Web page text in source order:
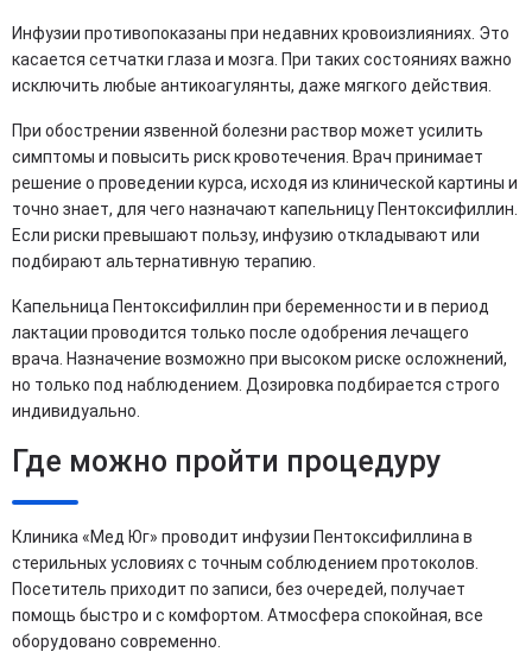
Инфузии противопоказаны при недавних кровоизлияниях. Это
касается сетчатки глаза и мозга. При таких состояниях важно
исключить любые антикоагулянты, даже мягкого действия.
При обострении язвенной болезни раствор может усилить
симптомы и повысить риск кровотечения. Врач принимает
решение о проведении курса, исходя из клинической картины и
точно знает, для чего назначают капельницу Пентоксифиллин.
Если риски превышают пользу, инфузию откладывают или
подбирают альтернативную терапию.
Капельница Пентоксифиллин при беременности и в период
лактации проводится только после одобрения лечащего
врача. Назначение возможно при высоком риске осложнений,
но только под наблюдением. Дозировка подбирается строго
индивидуально.
Где можно пройти процедуру
Клиника «Мед Юг» проводит инфузии Пентоксифиллина в
стерильных условиях с точным соблюдением протоколов.
Посетитель приходит по записи, без очередей, получает
помощь быстро и с комфортом. Атмосфера спокойная, все
оборудовано современно.